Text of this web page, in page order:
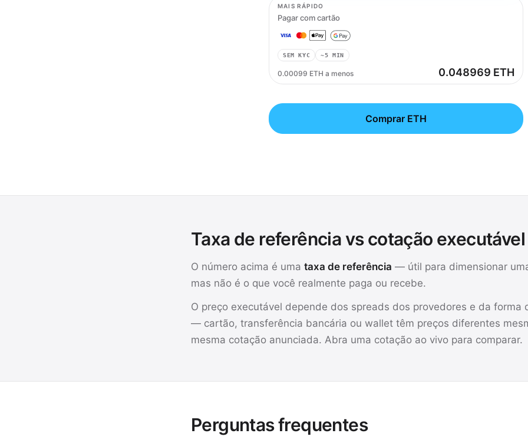
MAIS RÁPIDO
Pagar com cartão
SEM KYC ~5 MIN
0.00099 ETH a menos 0.048969 ETH
Comprar ETH
Taxa de referência vs cotação
O número acima é uma taxa de referência — útil para dimensionar
mas não é o que você realmente paga ou recebe.
O preço executável depende dos spreads dos provedores e da forma
— cartão, transferência bancária ou wallet têm preços diferentes
mesma cotação anunciada. Abra uma cotação ao vivo para comparar.
Perguntas frequentes